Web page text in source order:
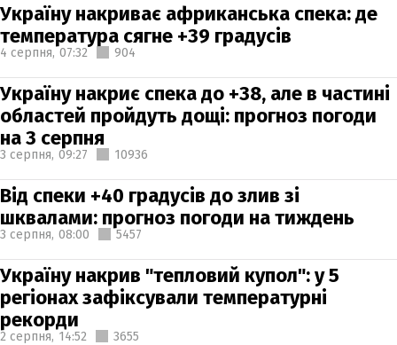
Україну накриває африканська спека: де
температура сягне +39 градусів
4 серпня, 07:32 904
Україну накриє спека до +38, але в частині
областей пройдуть дощі: прогноз погоди
на 3 серпня
3 серпня, 09:27 10936
Від спеки +40 градусів до злив зі
шквалами: прогноз погоди на тиждень
3 серпня, 08:00 5457
Україну накрив "тепловий купол": у 5
регіонах зафіксували температурні
рекорди
2 серпня, 14:52 3655